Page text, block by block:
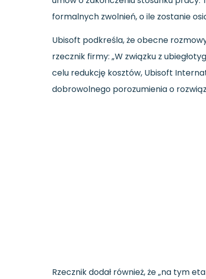
formalnych zwolnień, o ile zostanie
Ubisoft podkreśla, że obecne
rzecznik firmy: „W związku z
celu redukcję kosztów, Ubisoft
dobrowolnego porozumienia o
Rzecznik dodał również, że „na tym